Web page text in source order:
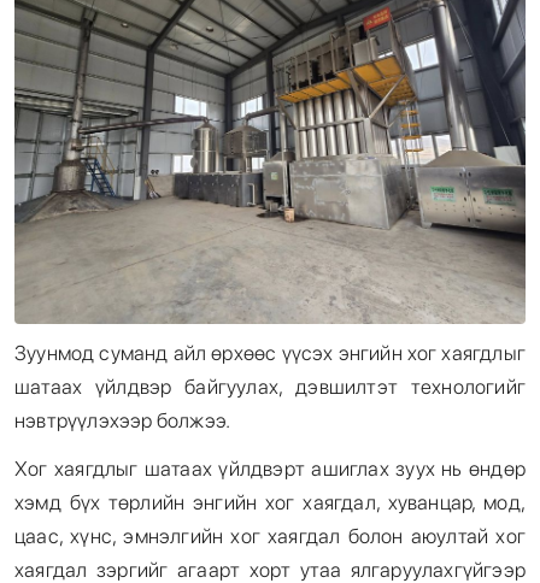
Зуунмод суманд айл өрхөөс үүсэх энгийн хог хаягдлыг
шатаах үйлдвэр байгуулах, дэвшилтэт технологийг
нэвтрүүлэхээр болжээ.
Хог хаягдлыг шатаах үйлдвэрт ашиглах зуух нь өндөр
хэмд бүх төрлийн энгийн хог хаягдал, хуванцар, мод,
цаас, хүнс, эмнэлгийн хог хаягдал болон аюултай хог
хаягдал зэргийг агаарт хорт утаа ялгаруулахгүйгээр